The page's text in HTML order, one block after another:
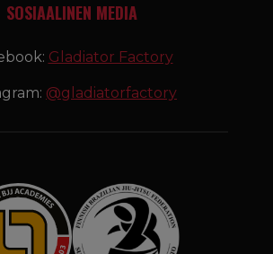
SOSIAALINEN MEDIA
Gladiator Factory
@gladiatorfactory